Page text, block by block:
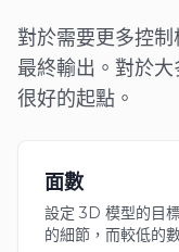
對於需要更多控
最終輸出。對於
很好的起點。
面數
設定 3D 模型的目
的細節，而較低的